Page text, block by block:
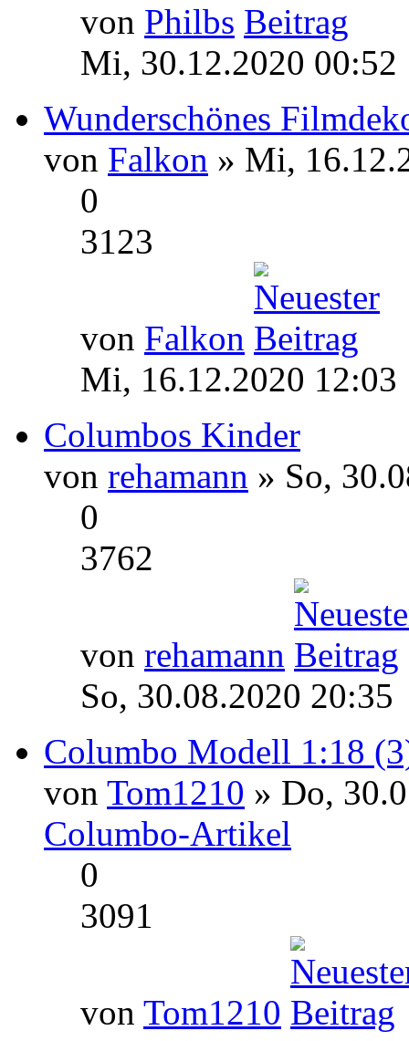
von Philbs
Mi, 30.12.2020 00:52
Wunderschönes
von Falkon » Mi,
0
3123
von Falkon
Mi, 16.12.2020 12:03
Columbos Kinder
von rehamann » So,
0
3762
von rehamann
So, 30.08.2020 20:35
Columbo Modell 1:18
von Tom1210 » Do,
Columbo-Artikel
0
3091
von Tom1210